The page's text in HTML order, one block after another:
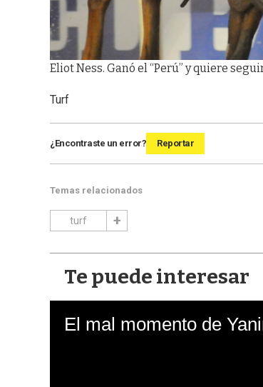
Eliot Ness. Ganó el “Perú” y quiere
Turf
¿Encontraste un error? Reportar
Temas relacionados
turf
Te puede interesar